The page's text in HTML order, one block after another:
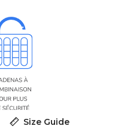
Size Guide